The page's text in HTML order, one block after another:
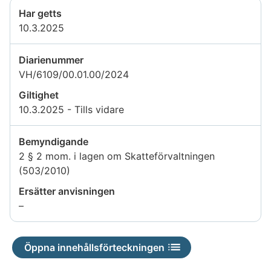
Har getts
10.3.2025
Diarienummer
VH/6109/00.01.00/2024
Giltighet
10.3.2025 - Tills vidare
Bemyndigande
2 § 2 mom. i lagen om Skatteförvaltningen
(503/2010)
Ersätter anvisningen
–Uppgiften
är
inte
tillgänglig
Öppna innehållsförteckningen